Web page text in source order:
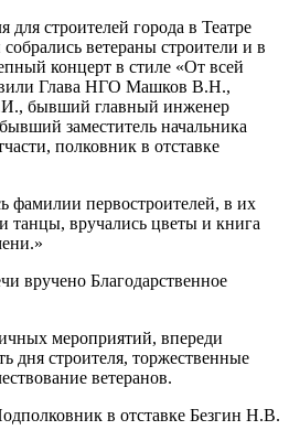
для строителей города в Театре
ветераны строители и в
концерт в стиле «От всей
Глава НГО Машков В.Н.,
бывший главный инженер
заместитель начальника
полковник в отставке
фамилии первостроителей, в их
танцы, вручались цветы и книга
вручено Благодарственное
мероприятий, впереди
дня строителя, торжественные
ветеранов.
в отставке Безгин Н.В.